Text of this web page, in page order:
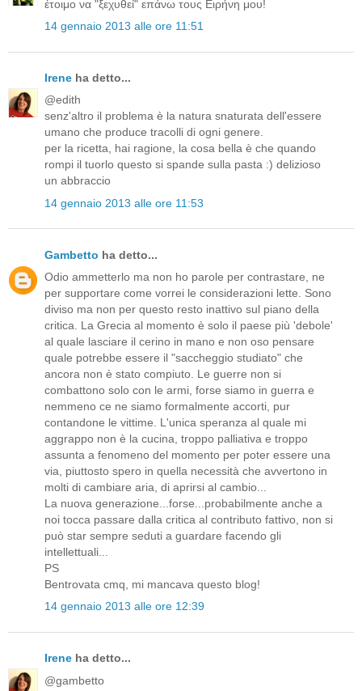
έτοιμο να "ξεχυθεί" επάνω τους Ειρήνη μου!
14 gennaio 2013 alle ore 11:51
Irene ha detto...
@edith
senz'altro il problema è la natura snaturata dell'essere
umano che produce tracolli di ogni genere.
per la ricetta, hai ragione, la cosa bella è che quando
rompi il tuorlo questo si spande sulla pasta :) delizioso
un abbraccio
14 gennaio 2013 alle ore 11:53
Gambetto ha detto...
Odio ammetterlo ma non ho parole per contrastare, ne
per supportare come vorrei le considerazioni lette. Sono
diviso ma non per questo resto inattivo sul piano della
critica. La Grecia al momento è solo il paese più 'debole'
al quale lasciare il cerino in mano e non oso pensare
quale potrebbe essere il "saccheggio studiato" che
ancora non è stato compiuto. Le guerre non si
combattono solo con le armi, forse siamo in guerra e
nemmeno ce ne siamo formalmente accorti, pur
contandone le vittime. L'unica speranza al quale mi
aggrappo non è la cucina, troppo palliativa e troppo
assunta a fenomeno del momento per poter essere una
via, piuttosto spero in quella necessità che avvertono in
molti di cambiare aria, di aprirsi al cambio...
La nuova generazione...forse...probabilmente anche a
noi tocca passare dalla critica al contributo fattivo, non si
può star sempre seduti a guardare facendo gli
intellettuali...
PS
Bentrovata cmq, mi mancava questo blog!
14 gennaio 2013 alle ore 12:39
Irene ha detto...
@gambetto